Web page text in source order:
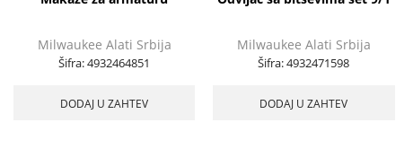
Milwaukee Alati Srbija
Šifra:4932464851
DODAJ U ZAHTEV
Milwaukee Alati Srbija
Šifra:4932471598
DODAJ U ZAHTEV